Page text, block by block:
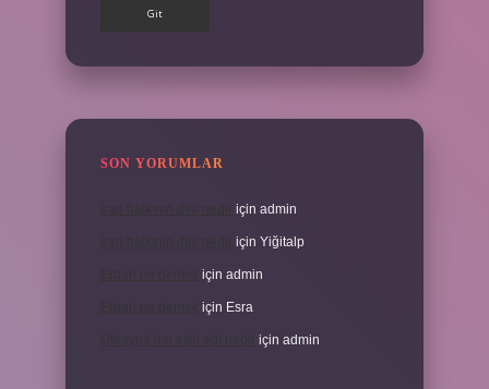
SON YORUMLAR
için admin
için Yiğitalp
için admin
için Esra
için admin